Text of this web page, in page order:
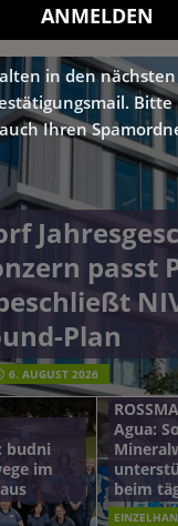
passt
Plan
6. AUGUST 2026
budni
im
Agua:
beim
in den
Bitte
auch Ihren